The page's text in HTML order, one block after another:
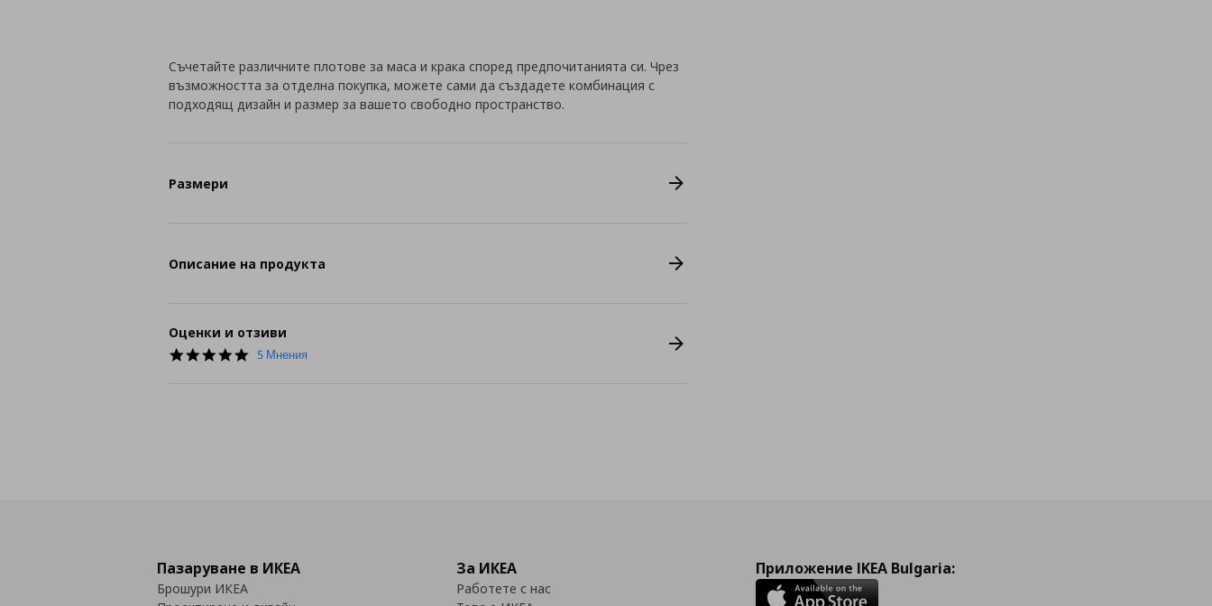
Съчетайте различните плотове за маса и крака според предпочитанията си. Чрез
възможността за отделна покупка, можете сами да създадете комбинация с
подходящ дизайн и размер за вашето свободно пространство.
Размери
Описание на продукта
Оценки и отзиви
5.0
5 Мнения
Пазаруване в ИКЕА
Брошури ИКЕА
За ИКЕА
Работете с нас
Приложение IKEA Bulgaria: